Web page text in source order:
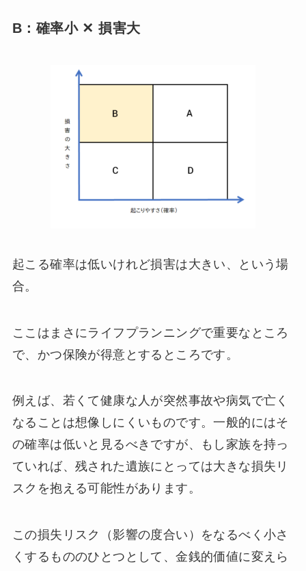
B：確率小 ✕ 損害大
起こる確率は低いけれど損害は大きい、という場
合。
ここはまさにライフプランニングで重要なところ
で、かつ保険が得意とするところです。
例えば、若くて健康な人が突然事故や病気で亡く
なることは想像しにくいものです。一般的にはそ
の確率は低いと見るべきですが、もし家族を持っ
ていれば、残された遺族にとっては大きな損失リ
スクを抱える可能性があります。
この損失リスク（影響の度合い）をなるべく小さ
くするもののひとつとして、金銭的価値に変えら